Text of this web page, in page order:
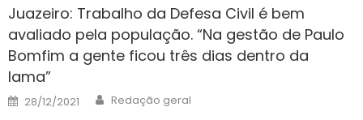
Juazeiro: Trabalho da Defesa Civil é bem
avaliado pela população. “Na gestão de Paulo
Bomfim a gente ficou três dias dentro da
lama”
Posted
on
28/12/2021 Author
Redação geral